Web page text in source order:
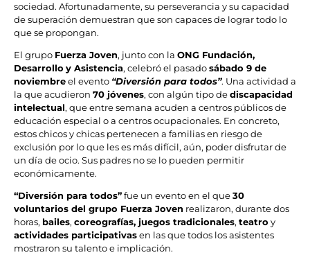
sociedad. Afortunadamente, su perseverancia y su capacidad
de superación demuestran que son capaces de lograr todo lo
que se propongan.
El grupo Fuerza Joven, junto con la ONG Fundación,
Desarrollo y Asistencia, celebró el pasadosábado 9 de
noviembreel evento “Diversión para todos”. Una actividad a
la que acudieron 70 jóvenes, con algún tipo dediscapacidad
intelectual, que entre semana acuden a centros públicos de
educación especial o a centros ocupacionales. En concreto,
estos chicos y chicas pertenecen a familias en riesgo de
exclusión por lo que les es más difícil, aún, poder disfrutar de
un día de ocio. Sus padres no se lo pueden permitir
económicamente.
“Diversión para todos”fue un evento en el que30
voluntarios del grupo Fuerza Joven realizaron, durante dos
horas, bailes, coreografías, juegos tradicionales, teatro y
actividades participativasen las que todos los asistentes
mostraron su talento e implicación.